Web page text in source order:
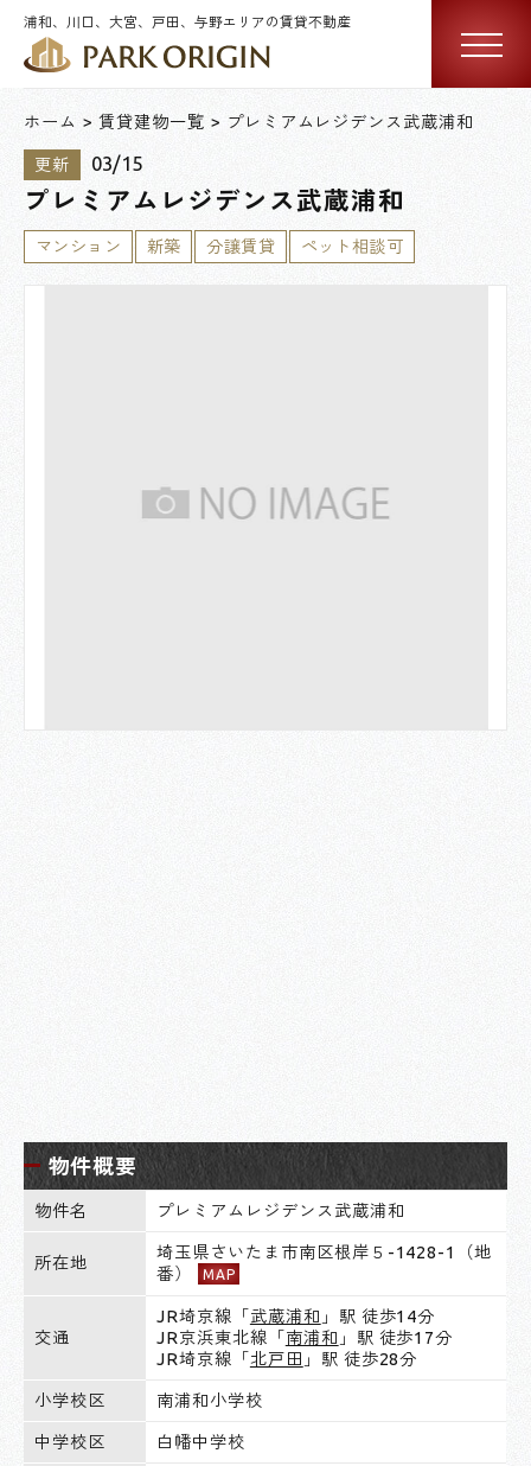
浦和、川口、大宮、戸田、与野エリアの賃貸不動産
ホーム 賃貸建物一覧 プレミアムレジデンス武蔵浦和
更新 03/15
プレミアムレジデンス武蔵浦和
マンション 新築 分譲賃貸 ペット相談可
物件概要
物件名 プレミアムレジデンス武蔵浦和
所在地
埼玉県さいたま市南区根岸５-1428-1（地
番）
MAP
交通
JR埼京線「武蔵浦和 」駅 徒歩14分
JR京浜東北線「南浦和 」駅 徒歩17分
JR埼京線「北戸田 」駅 徒歩28分
小学校区 南浦和小学校
中学校区 白幡中学校